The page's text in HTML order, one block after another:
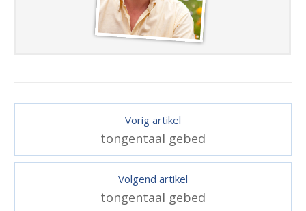
Vorig artikel
tongentaal gebed
Volgend artikel
tongentaal gebed